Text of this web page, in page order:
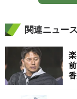
関連ニュース
香